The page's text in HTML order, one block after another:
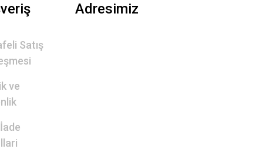
Satış
ve
Adresimiz